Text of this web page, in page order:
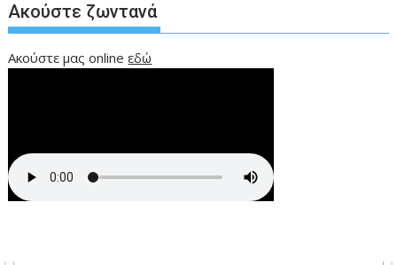
Ακούστε ζωντανά
Ακούστε μας onlineεδώ